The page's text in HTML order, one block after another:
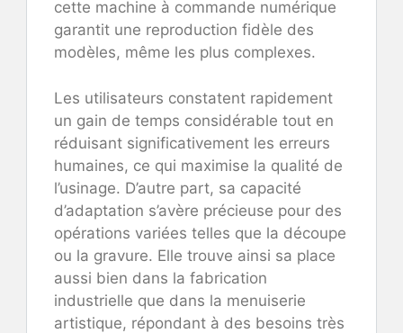
cette machine à commande numérique
garantit une reproduction fidèle des
modèles, même les plus complexes.
Les utilisateurs constatent rapidement
un gain de temps considérable tout en
réduisant significativement les erreurs
humaines, ce qui maximise la qualité de
l’usinage. D’autre part, sa capacité
d’adaptation s’avère précieuse pour des
opérations variées telles que la découpe
ou la gravure. Elle trouve ainsi sa place
aussi bien dans la fabrication
industrielle que dans la menuiserie
artistique, répondant à des besoins très